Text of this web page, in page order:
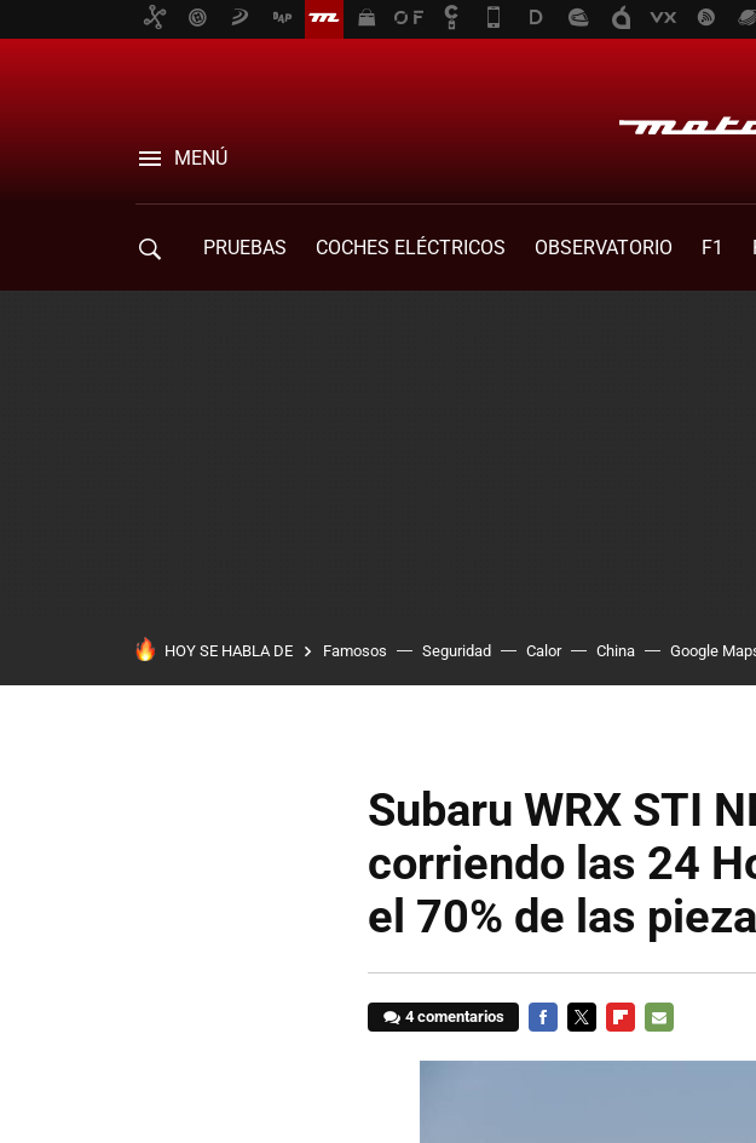
MENÚ
PRUEBAS COCHES ELÉCTRICOS OBSERVATORIO F1
HOY SE HABLA DE Famosos Seguridad Calor China Google
Subaru WRX STI
corriendo las 24
el 70% de las
4 comentarios